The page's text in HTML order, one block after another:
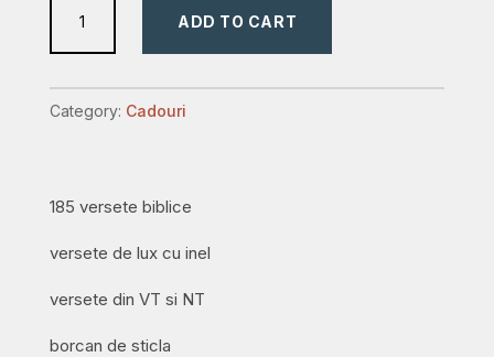
biblice
de
quantity
ADD TO CART
Category: Cadouri
185 versete biblice
versete de lux cu inel
versete din VT si NT
borcan de sticla